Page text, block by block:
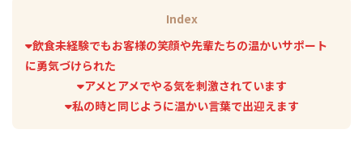
Index
飲食未経験でもお客様の笑顔や先輩たちの温かいサポート
に勇気づけられた
アメとアメでやる気を刺激されています
私の時と同じように温かい言葉で出迎えます